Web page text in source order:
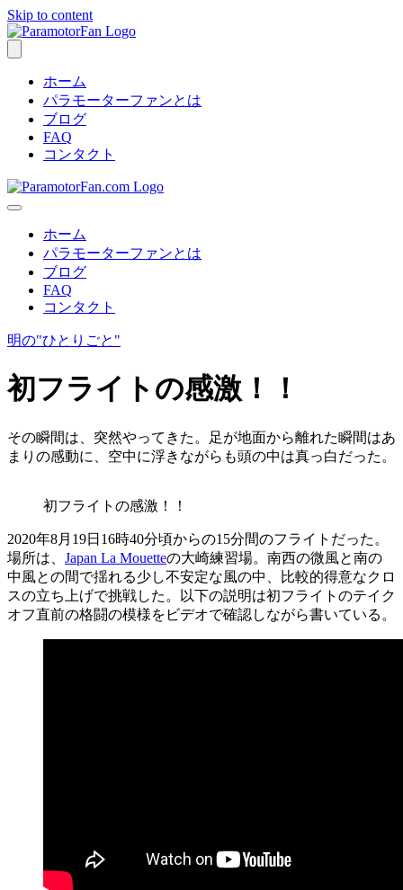
Skip to content
ホーム
パラモーターファンとは
ブログ
FAQ
コンタクト
ホーム
パラモーターファンとは
ブログ
FAQ
コンタクト
明の"ひとりごと"
初フライトの感激！！
その瞬間は、突然やってきた。足が地面から離れた瞬間はあ
まりの感動に、空中に浮きながらも頭の中は真っ白だった。
初フライトの感激！！
2020年8月19日16時40分頃からの15分間のフライトだった。
場所は、 Japan La Mouetteの大崎練習場。南西の微風と南の
中風との間で揺れる少し不安定な風の中、比較的得意なクロ
スの立ち上げで挑戦した。以下の説明は初フライトのテイク
オフ直前の格闘の模様をビデオで確認しながら書いている。